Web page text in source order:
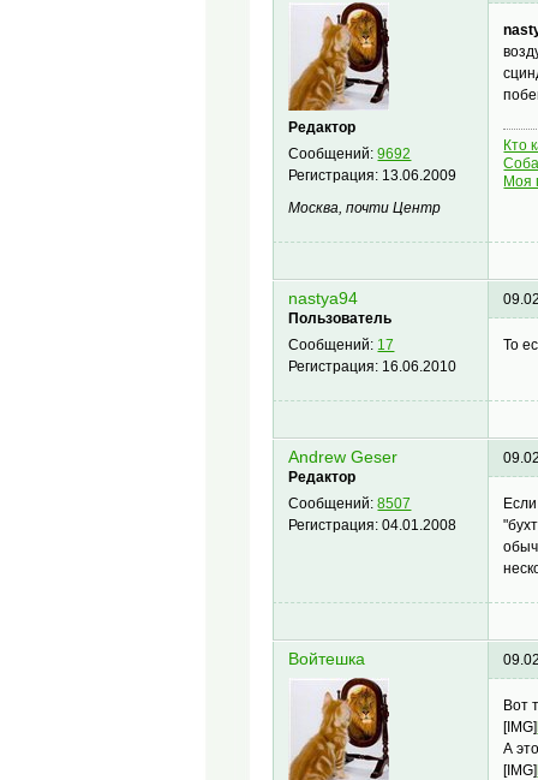
Редактор
Сообщений:9692
Регистрация: 13.06.2009
Москва, почти Центр
Кто
Моя
nastya94
Пользователь
Сообщений: 17
Регистрация: 16.06.2010
То
Andrew Geser
Редактор
Сообщений:8507
Регистрация:04.01.2008
Войтешка
Вот
[IMG]
А
[IMG]